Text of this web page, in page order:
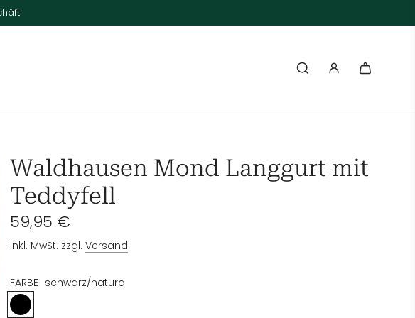
Waldhausen Mond Langgurt mit
Teddyfell
Regulärer
Preis
59,95 €
inkl. MwSt. zzgl. Versand
FARBE schwarz/natura